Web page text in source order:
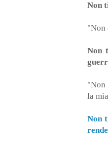
Non
"Non
Non
"Non
la
Non